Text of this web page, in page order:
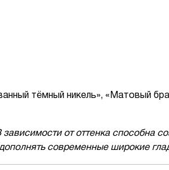
тёмный никель», «Матовый
от оттенка способна
современные широкие